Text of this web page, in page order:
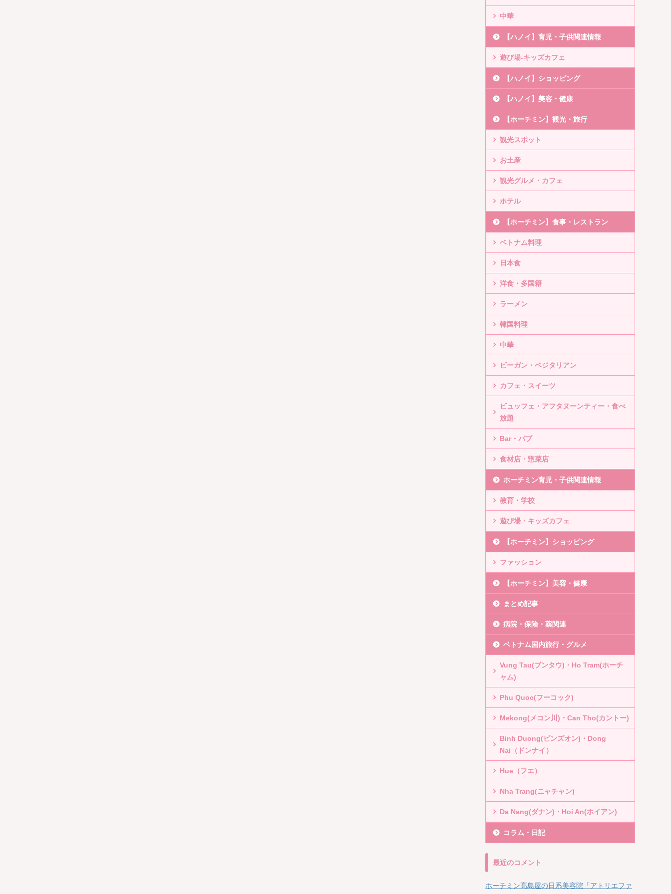
中華
【ハノイ】育児・子供関連情報
遊び場-キッズカフェ
【ハノイ】ショッピング
【ハノイ】美容・健康
【ホーチミン】観光・旅行
観光スポット
お土産
観光グルメ・カフェ
ホテル
【ホーチミン】食事・レストラン
ベトナム料理
日本食
洋食・多国籍
ラーメン
韓国料理
中華
ビーガン・ベジタリアン
カフェ・スイーツ
ビュッフェ・アフタヌーンティー・食べ
放題
Bar・パブ
食材店・惣菜店
ホーチミン育児・子供関連情報
教育・学校
遊び場・キッズカフェ
【ホーチミン】ショッピング
ファッション
【ホーチミン】美容・健康
まとめ記事
病院・保険・薬関連
ベトナム国内旅行・グルメ
Vung Tau(ブンタウ)・Ho Tram(ホーチ
ャム)
Phu Quoc(フーコック)
Mekong(メコン川)・Can Tho(カントー)
Binh Duong(ビンズオン)・Dong
Nai（ドンナイ）
Hue（フエ）
Nha Trang(ニャチャン)
Da Nang(ダナン)・Hoi An(ホイアン)
コラム・日記
最近のコメント
ホーチミン髙島屋の日系美容院「アトリエファ